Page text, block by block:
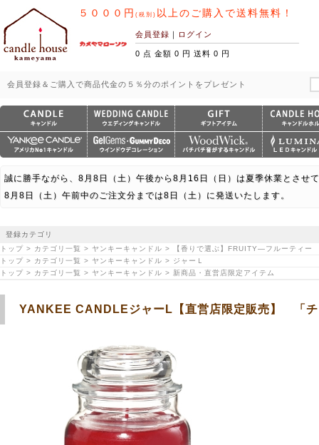
５０００円 (税別) 以上のご購入で送料無料！
会員登録 ｜ ログイン
0 点 金額 0 円 送料 0 円
会員登録＆ご購入で商品代金の５％分のポイントをプレゼント
誠に勝手ながら、8月8日（土）午後から8月16日（日）は夏季休業とさせ
8月8日（土）午前中のご注文分までは8日（土）に発送いたします。
登録カテゴリ
トップ > カテゴリ一覧 > ヤンキーキャンドル > 【香りで選ぶ】FRUITY―フルーティー
トップ > カテゴリ一覧 > ヤンキーキャンドル > ジャーＬ
トップ > カテゴリ一覧 > ヤンキーキャンドル > 新商品・直営店限定アイテム
YANKEE CANDLEジャーL【直営店限定販売】 「チ